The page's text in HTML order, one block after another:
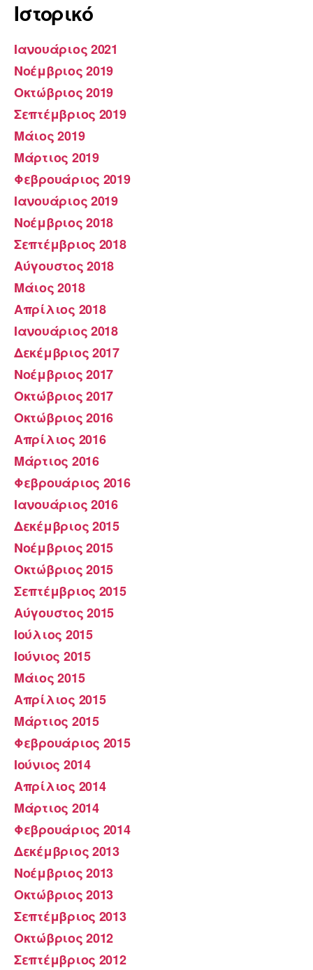
Ιστορικό
Ιανουάριος 2021
Νοέμβριος 2019
Οκτώβριος 2019
Σεπτέμβριος 2019
Μάιος 2019
Μάρτιος 2019
Φεβρουάριος 2019
Ιανουάριος 2019
Νοέμβριος 2018
Σεπτέμβριος 2018
Αύγουστος 2018
Μάιος 2018
Απρίλιος 2018
Ιανουάριος 2018
Δεκέμβριος 2017
Νοέμβριος 2017
Οκτώβριος 2017
Οκτώβριος 2016
Απρίλιος 2016
Μάρτιος 2016
Φεβρουάριος 2016
Ιανουάριος 2016
Δεκέμβριος 2015
Νοέμβριος 2015
Οκτώβριος 2015
Σεπτέμβριος 2015
Αύγουστος 2015
Ιούλιος 2015
Ιούνιος 2015
Μάιος 2015
Απρίλιος 2015
Μάρτιος 2015
Φεβρουάριος 2015
Ιούνιος 2014
Απρίλιος 2014
Μάρτιος 2014
Φεβρουάριος 2014
Δεκέμβριος 2013
Νοέμβριος 2013
Οκτώβριος 2013
Σεπτέμβριος 2013
Οκτώβριος 2012
Σεπτέμβριος 2012